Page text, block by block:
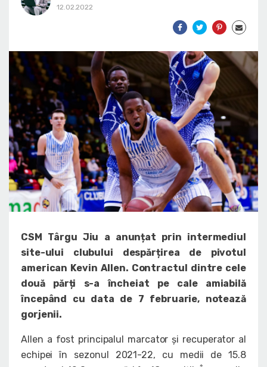
12.02.2022
CSM Târgu Jiu a anunțat prin intermediul
site-ului clubului despărțirea de pivotul
american Kevin Allen. Contractul dintre cele
două părți s-a încheiat pe cale amiabilă
începând cu data de 7 februarie, notează
gorjenii.
Allen a fost principalul marcator și recuperator al
echipei în sezonul 2021-22, cu medii de 15.8